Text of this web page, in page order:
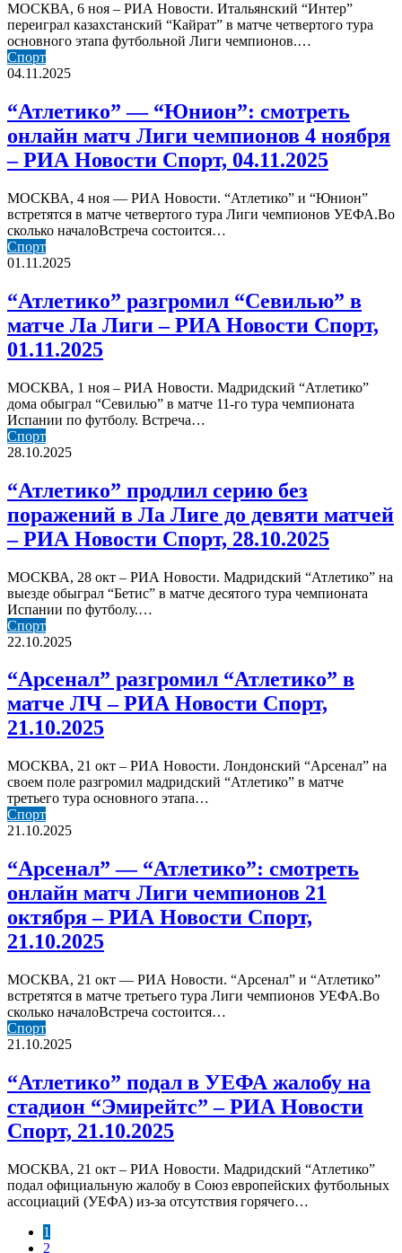
Новости
Спорт,
06.11.2025
МОСКВА, 6 ноя – РИА Новости. Итальянский “Интер”
переиграл казахстанский “Кайрат” в матче четвертого тура
основного этапа футбольной Лиги чемпионов.…
“Атлетико”
—
смотреть
онлайн
матч
Лиги
чемпионов
ноября
–
РИА
Новости
Спорт,
Спорт
04.11.2025
“Атлетико” — “Юнион”: смотреть
онлайн матч Лиги чемпионов 4 ноября
– РИА Новости Спорт, 04.11.2025
МОСКВА, 4 ноя — РИА Новости. “Атлетико” и “Юнион”
встретятся в матче четвертого тура Лиги чемпионов УЕФА.Во
сколько началоВстреча состоится…
“Атлетико”
разгромил
в
матче
Ла
Лиги
–
Новости
Спорт,
01.11.2025
Спорт
01.11.2025
“Атлетико” разгромил “Севилью” в
матче Ла Лиги – РИА Новости Спорт,
01.11.2025
МОСКВА, 1 ноя – РИА Новости. Мадридский “Атлетико”
дома обыграл “Севилью” в матче 11-го тура чемпионата
Испании по футболу. Встреча…
“Атлетико”
продлил
без
поражений
в
Лиге
девяти
матчей
–
РИА
Новости
28.10.2025
Спорт
28.10.2025
“Атлетико” продлил серию без
поражений в Ла Лиге до девяти матчей
– РИА Новости Спорт, 28.10.2025
МОСКВА, 28 окт – РИА Новости. Мадридский “Атлетико” на
выезде обыграл “Бетис” в матче десятого тура чемпионата
Испании по футболу.…
“Арсенал”
разгромил
в
матче
ЛЧ
–
РИА
Спорт,
21.10.2025
Спорт
22.10.2025
“Арсенал” разгромил “Атлетико” в
матче ЛЧ – РИА Новости Спорт,
21.10.2025
МОСКВА, 21 окт – РИА Новости. Лондонский “Арсенал” на
своем поле разгромил мадридский “Атлетико” в матче
третьего тура основного этапа…
“Арсенал”
—
смотреть
онлайн
матч
чемпионов
21
–
РИА
Новости
Спорт,
21.10.2025
Спорт
21.10.2025
“Арсенал” — “Атлетико”: смотреть
онлайн матч Лиги чемпионов 21
октября – РИА Новости Спорт,
21.10.2025
МОСКВА, 21 окт — РИА Новости. “Арсенал” и “Атлетико”
встретятся в матче третьего тура Лиги чемпионов УЕФА.Во
сколько началоВстреча состоится…
“Атлетико”
подал
УЕФА
жалобу
на
стадион
“Эмирейтс”
РИА
Новости
Спорт,
21.10.2025
Спорт
21.10.2025
“Атлетико” подал в УЕФА жалобу на
стадион “Эмирейтс” – РИА Новости
Спорт, 21.10.2025
МОСКВА, 21 окт – РИА Новости. Мадридский “Атлетико”
подал официальную жалобу в Союз европейских футбольных
ассоциаций (УЕФА) из-за отсутствия горячего…
1
2